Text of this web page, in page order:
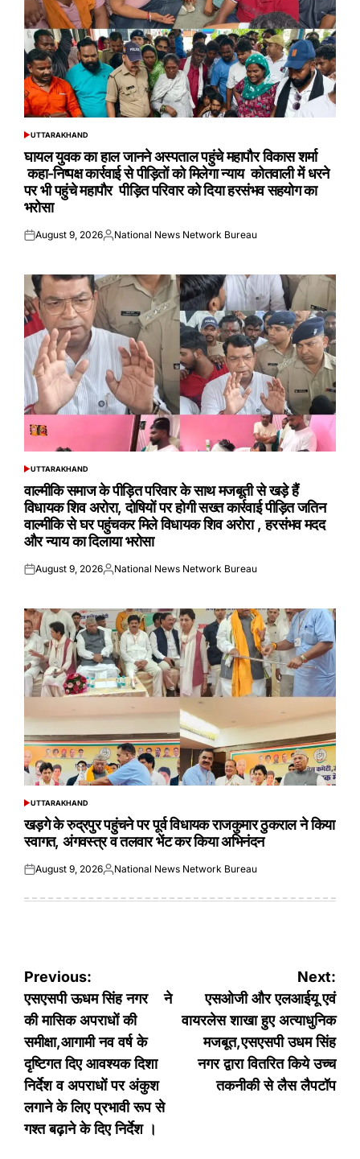
POSTED
UTTARAKHAND
घायल युवक का हाल जानने अस्पताल पहुंचे महापौर विकास शर्मा
कहा-निष्पक्ष कार्रवाई से पीड़ितों को मिलेगा न्याय कोतवाली में धरने
पर भी पहुंचे महापौर पीड़ित परिवार को दिया हरसंभव सहयोग का
भरोसा
Posted
August 9, 2026Posted
National News Network Bureau
POSTED
UTTARAKHAND
वाल्मीकि समाज के पीड़ित परिवार के साथ मजबूती से खड़े हैं
विधायक शिव अरोरा, दोषियों पर होगी सख्त कार्रवाई पीड़ित जतिन
वाल्मीकि से घर पहुंचकर मिले विधायक शिव अरोरा , हरसंभव मदद
और न्याय का दिलाया भरोसा
Posted
August 9, 2026Posted
National News Network Bureau
POSTED
UTTARAKHAND
खड़गे के रुद्रपुर पहुंचने पर पूर्व विधायक राजकुमार ठुकराल ने किया
स्वागत, अंगवस्त्र व तलवार भेंट कर किया अभिनंदन
Posted
August 9, 2026Posted
National News Network Bureau
Post
navigation
Previous:
एसएसपी ऊधम सिंह नगर ने
की मासिक अपराधों की
समीक्षा,आगामी नव वर्ष के
दृष्टिगत दिए आवश्यक दिशा
निर्देश व अपराधों पर अंकुश
लगाने के लिए प्रभावी रूप से
गश्त बढ़ाने के दिए निर्देश ।
Next:
एसओजी और एलआईयू एवं
वायरलेस शाखा हुए अत्याधुनिक
मजबूत,एसएसपी उधम सिंह
नगर द्वारा वितरित किये उच्च
तकनीकी से लैस लैपटॉप